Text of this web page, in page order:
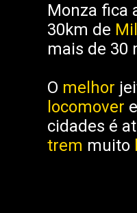
Monza fica
30km de
mais de 30
O melhor
locomover
cidades é
trem muito